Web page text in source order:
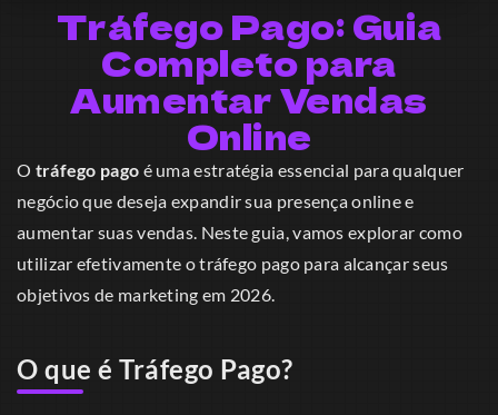
Tráfego Pago: Guia
Completo para
Aumentar Vendas
Online
O tráfego pago é uma estratégia essencial para qualquer
negócio que deseja expandir sua presença online e
aumentar suas vendas. Neste guia, vamos explorar como
utilizar efetivamente o tráfego pago para alcançar seus
objetivos de marketing em 2026.
O que é Tráfego Pago?